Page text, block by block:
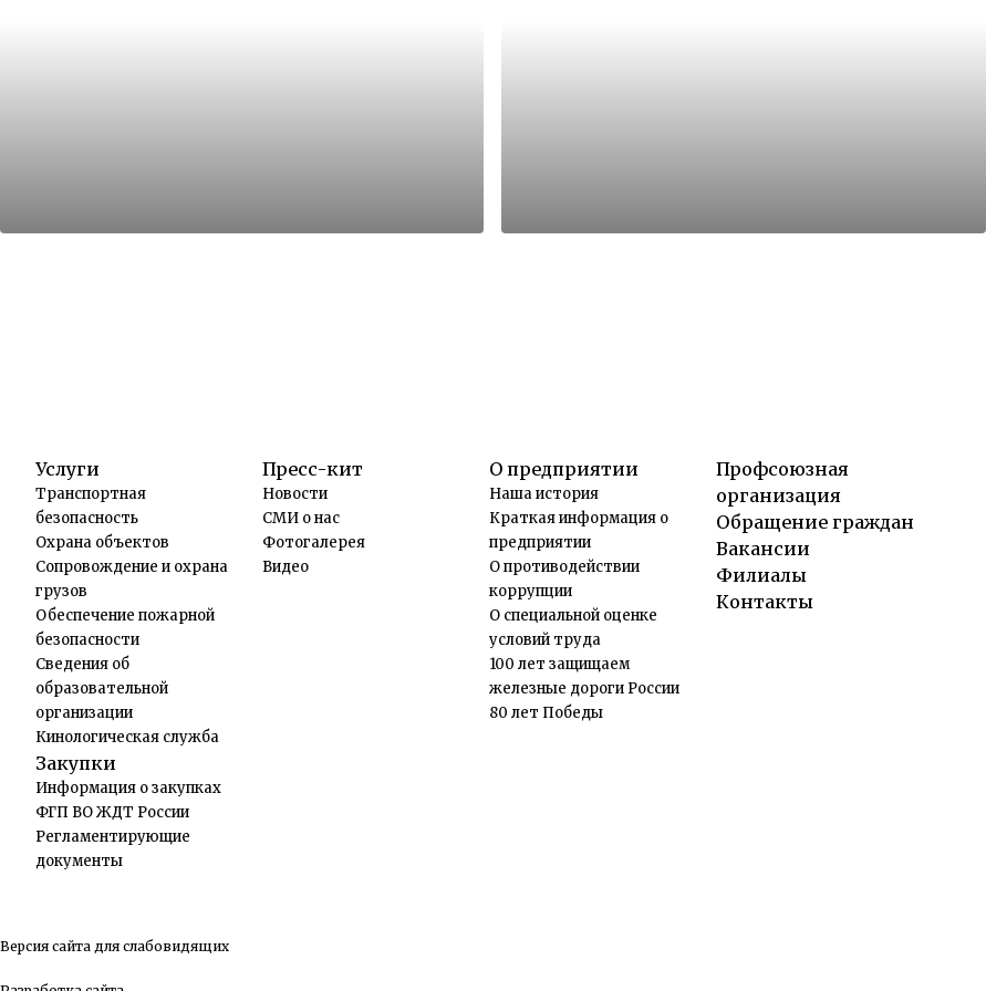
Услуги
Транспортная
безопасность
Охрана объектов
Сопровождение и охрана
грузов
Обеспечение пожарной
безопасности
Сведения об
образовательной
организации
Кинологическая служба
Закупки
Информация о закупках
ФГП ВО ЖДТ России
Регламентирующие
документы
Пресс-кит
Новости
СМИ о нас
Фотогалерея
Видео
О предприятии
Наша история
Краткая информация о
предприятии
О противодействии
коррупции
О специальной оценке
условий труда
100 лет защищаем
железные дороги России
80 лет Победы
Профсоюзная
организация
Обращение граждан
Вакансии
Филиалы
Контакты
Версия сайта для слабовидящих